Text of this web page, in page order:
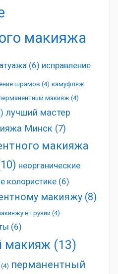
макияжа
(6) исправление
шрамов (4) камуфляж
макияж (4)
лучший мастер
Минск (7)
макияжа
неорганические
колористике (6)
макияжу (8)
в Грузии (4)
(6)
макияж (13)
(4) перманентный